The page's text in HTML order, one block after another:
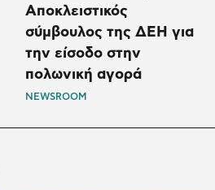
Αποκλειστικός
σύμβουλος της ΔΕΗ για
την είσοδο στην
πολωνική αγορά
NEWSROOM